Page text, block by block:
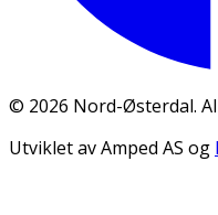
© 2026 Nord-Østerdal.
Utviklet av Amped AS og